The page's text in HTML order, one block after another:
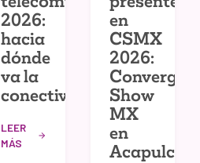
2026:
hacia
dónde
va la
conectividad
LEER
MÁS
en
CSMX
2026:
Show
MX
en
Acapulco